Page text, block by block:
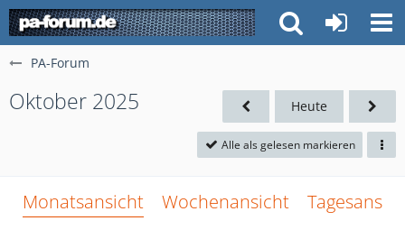
PA-Forum
Oktober 2025 Heute
Alle als gelesen markieren
Monatsansicht Wochenansicht